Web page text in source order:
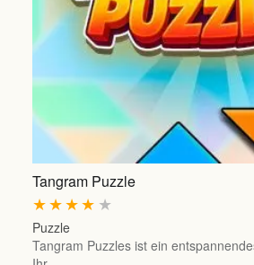
Tangram Puzzle
★
★
★
★
★
Puzzle
Tangram Puzzles ist ein